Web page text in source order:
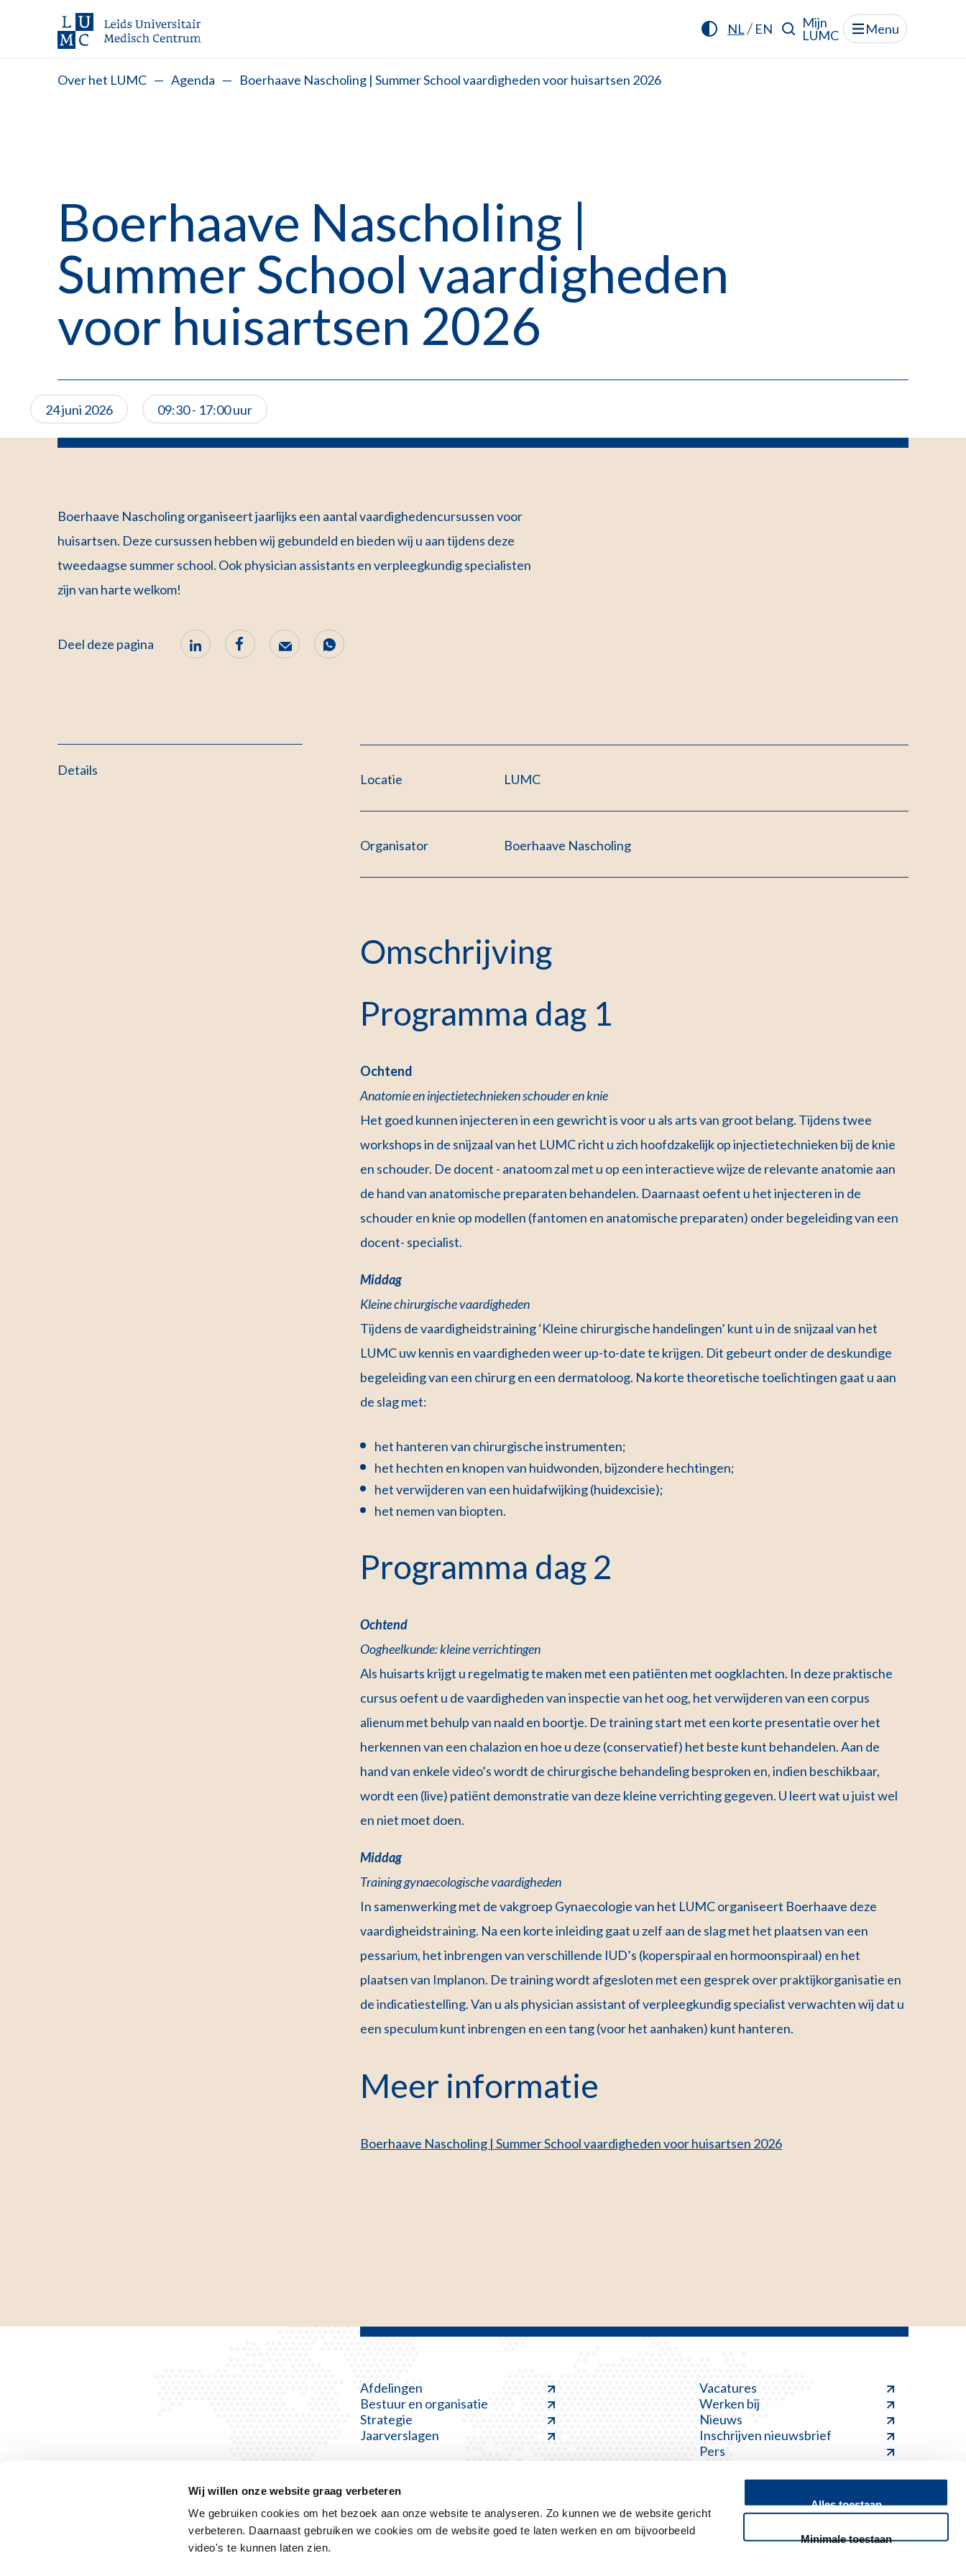
Wij willen onze website graag verbeteren
We gebruiken cookies om het bezoek aan onze website te analyseren. Zo kunnen we de website gericht
verbeteren. Daarnaast gebruiken we cookies om de website goed te laten werken en om bijvoorbeeld
video's te kunnen laten zien.
Alles toestaan
Minimale toestaan
NL/ EN
Mijn
LUMC
Menu
Over het LUMC — Agenda — Boerhaave Nascholing | Summer School vaardigheden voor huisartsen 2026
Boerhaave Nascholing |
Summer School vaardigheden
voor huisartsen 2026
24 juni 2026 09:30 - 17:00 uur
Boerhaave Nascholing organiseert jaarlijks een aantal vaardighedencursussen voor
huisartsen. Deze cursussen hebben wij gebundeld en bieden wij u aan tijdens deze
tweedaagse summer school. Ook physician assistants en verpleegkundig specialisten
zijn van harte welkom!
Deel deze pagina
Details
Locatie LUMC
Organisator Boerhaave Nascholing
Omschrijving
Programma dag 1
Ochtend
Anatomie en injectietechnieken schouder en knie
Het goed kunnen injecteren in een gewricht is voor u als arts van groot belang. Tijdens twee
workshops in de snijzaal van het LUMC richt u zich hoofdzakelijk op injectietechnieken bij de knie
en schouder. De docent - anatoom zal met u op een interactieve wijze de relevante anatomie aan
de hand van anatomische preparaten behandelen. Daarnaast oefent u het injecteren in de
schouder en knie op modellen (fantomen en anatomische preparaten) onder begeleiding van een
docent- specialist.
Middag
Kleine chirurgische vaardigheden
Tijdens de vaardigheidstraining ‘Kleine chirurgische handelingen’ kunt u in de snijzaal van het
LUMC uw kennis en vaardigheden weer up-to-date te krijgen. Dit gebeurt onder de deskundige
begeleiding van een chirurg en een dermatoloog. Na korte theoretische toelichtingen gaat u aan
de slag met:
het hanteren van chirurgische instrumenten;
het hechten en knopen van huidwonden, bijzondere hechtingen;
het verwijderen van een huidafwijking (huidexcisie);
het nemen van biopten.
Programma dag 2
Ochtend
Oogheelkunde: kleine verrichtingen
Als huisarts krijgt u regelmatig te maken met een patiënten met oogklachten. In deze praktische
cursus oefent u de vaardigheden van inspectie van het oog, het verwijderen van een corpus
alienum met behulp van naald en boortje. De training start met een korte presentatie over het
herkennen van een chalazion en hoe u deze (conservatief) het beste kunt behandelen. Aan de
hand van enkele video’s wordt de chirurgische behandeling besproken en, indien beschikbaar,
wordt een (live) patiënt demonstratie van deze kleine verrichting gegeven. U leert wat u juist wel
en niet moet doen.
Middag
Training gynaecologische vaardigheden
In samenwerking met de vakgroep Gynaecologie van het LUMC organiseert Boerhaave deze
vaardigheidstraining. Na een korte inleiding gaat u zelf aan de slag met het plaatsen van een
pessarium, het inbrengen van verschillende IUD’s (koperspiraal en hormoonspiraal) en het
plaatsen van Implanon. De training wordt afgesloten met een gesprek over praktijkorganisatie en
de indicatiestelling. Van u als physician assistant of verpleegkundig specialist verwachten wij dat u
een speculum kunt inbrengen en een tang (voor het aanhaken) kunt hanteren.
Meer informatie
Boerhaave Nascholing | Summer School vaardigheden voor huisartsen 2026
Afdelingen
Bestuur en organisatie
Strategie
Jaarverslagen
Vacatures
Werken bij
Nieuws
Inschrijven nieuwsbrief
Pers
PrivacyrechtenCookiebeleidDisclaimer Feedback